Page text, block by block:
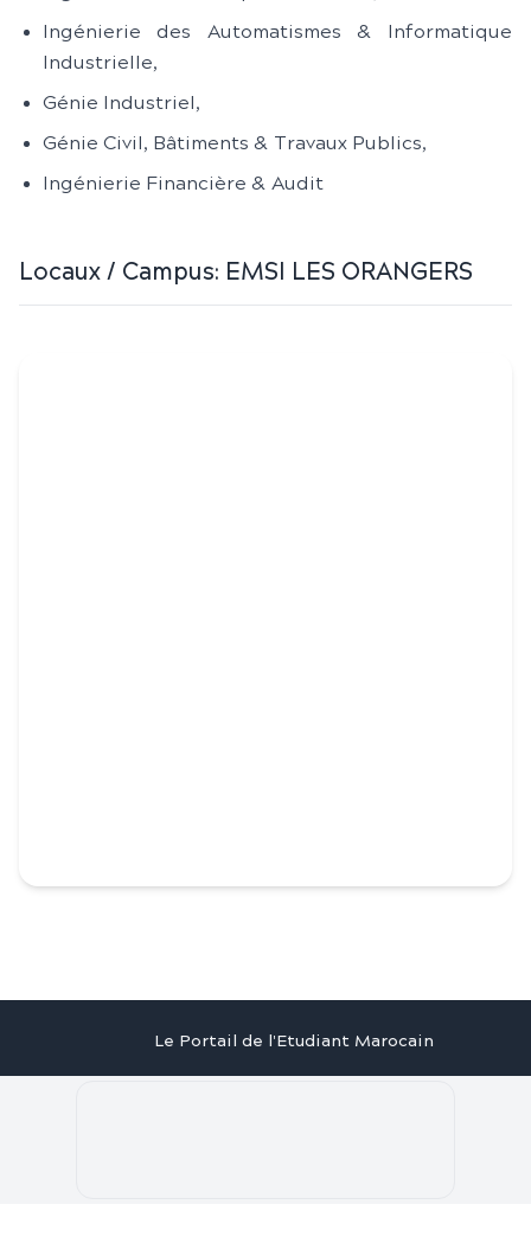
Ingénierie des Automatismes & Informatique
Industrielle,
Génie Industriel,
Génie Civil, Bâtiments & Travaux Publics,
Ingénierie Financière & Audit
Locaux / Campus: EMSI LES ORANGERS
Le Portail de l'Etudiant Marocain